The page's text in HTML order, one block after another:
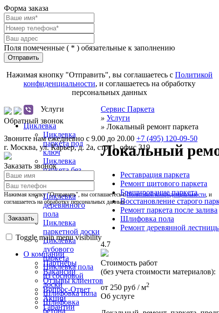
Форма заказа
Поля помеченные ( * ) обязательные к заполнению
Отправить
Нажимая кнопку "Отправить", вы соглашаетесь с Политикой
конфиденциальности, и соглашаетесь на обработку
персональных данных
Обратный звонок
Звоните нам ежедневно с 9.00 до 20.00 +7 (495) 120-09-50
г. Москва, ул. Карьер, д. 2а, стр. 1, офис 319
Заказать звонок
Нажимая кнопку "Отправить", вы соглашаетесь сПолитикой конфиденциальности, и
соглашаетесь на обработку персональных данных
Toggle main menu visibility
О компании
Партнёры
Вакансии
Отзывы клиентов
Вопрос-Ответ
Акции
Гарантии
Услуги
Циклевка
Циклевка
паркета под
ключ
Циклевка
паркета без
пыли и выноса
мебели
Циклевка
деревянного
пола
Циклевка
паркетной доски
Циклевка
дубового
паркета
Циклевка пола
из сосновой
доски
Шлифовка пола
Шлифовка
бетона
Сервис Паркета
» Услуги
» Локальный ремонт паркета
Локальный
Реставрация паркета
Ремонт щитового паркета
Браширование паркета
Восстановление старого
Ремонт паркета после залива
Шлифовка пола
Ремонт деревянной
4.7
Стоимость работ
(без учета стоимости материалов):
от 250 руб / м2
Об услуге